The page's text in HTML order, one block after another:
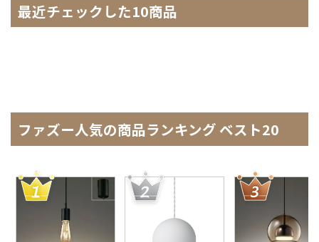
最近チェックした10商品
ファズー人気の商品ランキング ベスト20